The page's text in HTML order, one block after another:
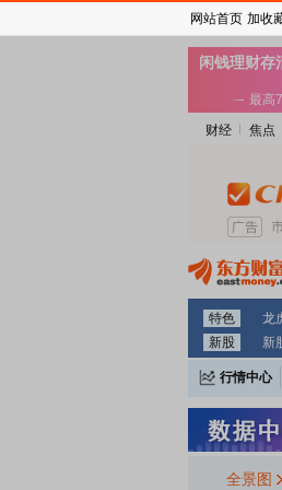
财经 焦点
特色 龙
新股
新
行情中心
全景图
网站首页 加收